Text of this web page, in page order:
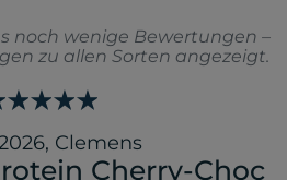
noch wenige Bewertungen –
zu allen Sorten angezeigt.
, Clemens
Cherry-Choc